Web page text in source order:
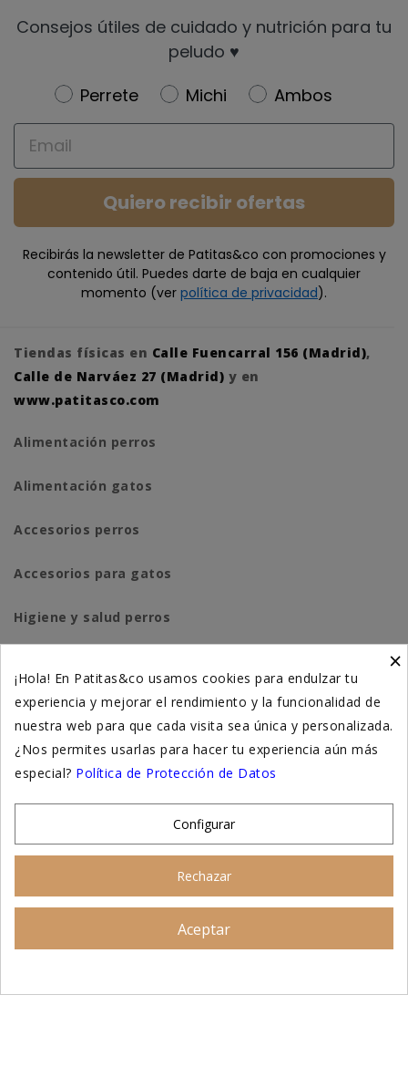
Consejos útiles de cuidado y nutrición para tu
peludo ♥️
Newsletter
Perrete Michi
Ambos
Email
Quiero recibir ofertas
Recibirás la newsletter de Patitas&co con promociones y
contenido útil. Puedes darte de baja en cualquier
momento (ver política de privacidad).
Tiendas físicas en Calle Fuencarral 156 (Madrid),
Calle de Narváez 27 (Madrid) y en
www.patitasco.com
Alimentación perros
Alimentación gatos
Accesorios perros
Accesorios para gatos
Higiene y salud perros
Suplementación natural
Otros
×
¡Hola! En Patitas&co usamos cookies para endulzar tu
experiencia y mejorar el rendimiento y la funcionalidad de
nuestra web para que cada visita sea única y personalizada.
¿Nos permites usarlas para hacer tu experiencia aún más
especial? Política de Protección de Datos
Configurar
Rechazar
Aceptar